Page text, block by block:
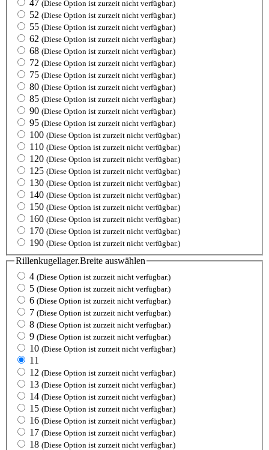
47 (Diese Option ist zurzeit nicht verfügbar.)
52 (Diese Option ist zurzeit nicht verfügbar.)
55 (Diese Option ist zurzeit nicht verfügbar.)
62 (Diese Option ist zurzeit nicht verfügbar.)
68 (Diese Option ist zurzeit nicht verfügbar.)
72 (Diese Option ist zurzeit nicht verfügbar.)
75 (Diese Option ist zurzeit nicht verfügbar.)
80 (Diese Option ist zurzeit nicht verfügbar.)
85 (Diese Option ist zurzeit nicht verfügbar.)
90 (Diese Option ist zurzeit nicht verfügbar.)
95 (Diese Option ist zurzeit nicht verfügbar.)
100 (Diese Option ist zurzeit nicht verfügbar.)
110 (Diese Option ist zurzeit nicht verfügbar.)
120 (Diese Option ist zurzeit nicht verfügbar.)
125 (Diese Option ist zurzeit nicht verfügbar.)
130 (Diese Option ist zurzeit nicht verfügbar.)
140 (Diese Option ist zurzeit nicht verfügbar.)
150 (Diese Option ist zurzeit nicht verfügbar.)
160 (Diese Option ist zurzeit nicht verfügbar.)
170 (Diese Option ist zurzeit nicht verfügbar.)
190 (Diese Option ist zurzeit nicht verfügbar.)
Rillenkugellager.Breite auswählen
4 (Diese Option ist zurzeit nicht verfügbar.)
5 (Diese Option ist zurzeit nicht verfügbar.)
6 (Diese Option ist zurzeit nicht verfügbar.)
7 (Diese Option ist zurzeit nicht verfügbar.)
8 (Diese Option ist zurzeit nicht verfügbar.)
9 (Diese Option ist zurzeit nicht verfügbar.)
10 (Diese Option ist zurzeit nicht verfügbar.)
11
12 (Diese Option ist zurzeit nicht verfügbar.)
13 (Diese Option ist zurzeit nicht verfügbar.)
14 (Diese Option ist zurzeit nicht verfügbar.)
15 (Diese Option ist zurzeit nicht verfügbar.)
16 (Diese Option ist zurzeit nicht verfügbar.)
17 (Diese Option ist zurzeit nicht verfügbar.)
18 (Diese Option ist zurzeit nicht verfügbar.)